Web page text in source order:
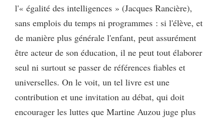
l'« égalité des intelligences » (Jacques Rancière),
sans emplois du temps ni programmes : si l'élève, et
de manière plus générale l'enfant, peut assurément
être acteur de son éducation, il ne peut tout élaborer
seul ni surtout se passer de références fiables et
universelles. On le voit, un tel livre est une
contribution et une invitation au débat, qui doit
encourager les luttes que Martine Auzou juge plus